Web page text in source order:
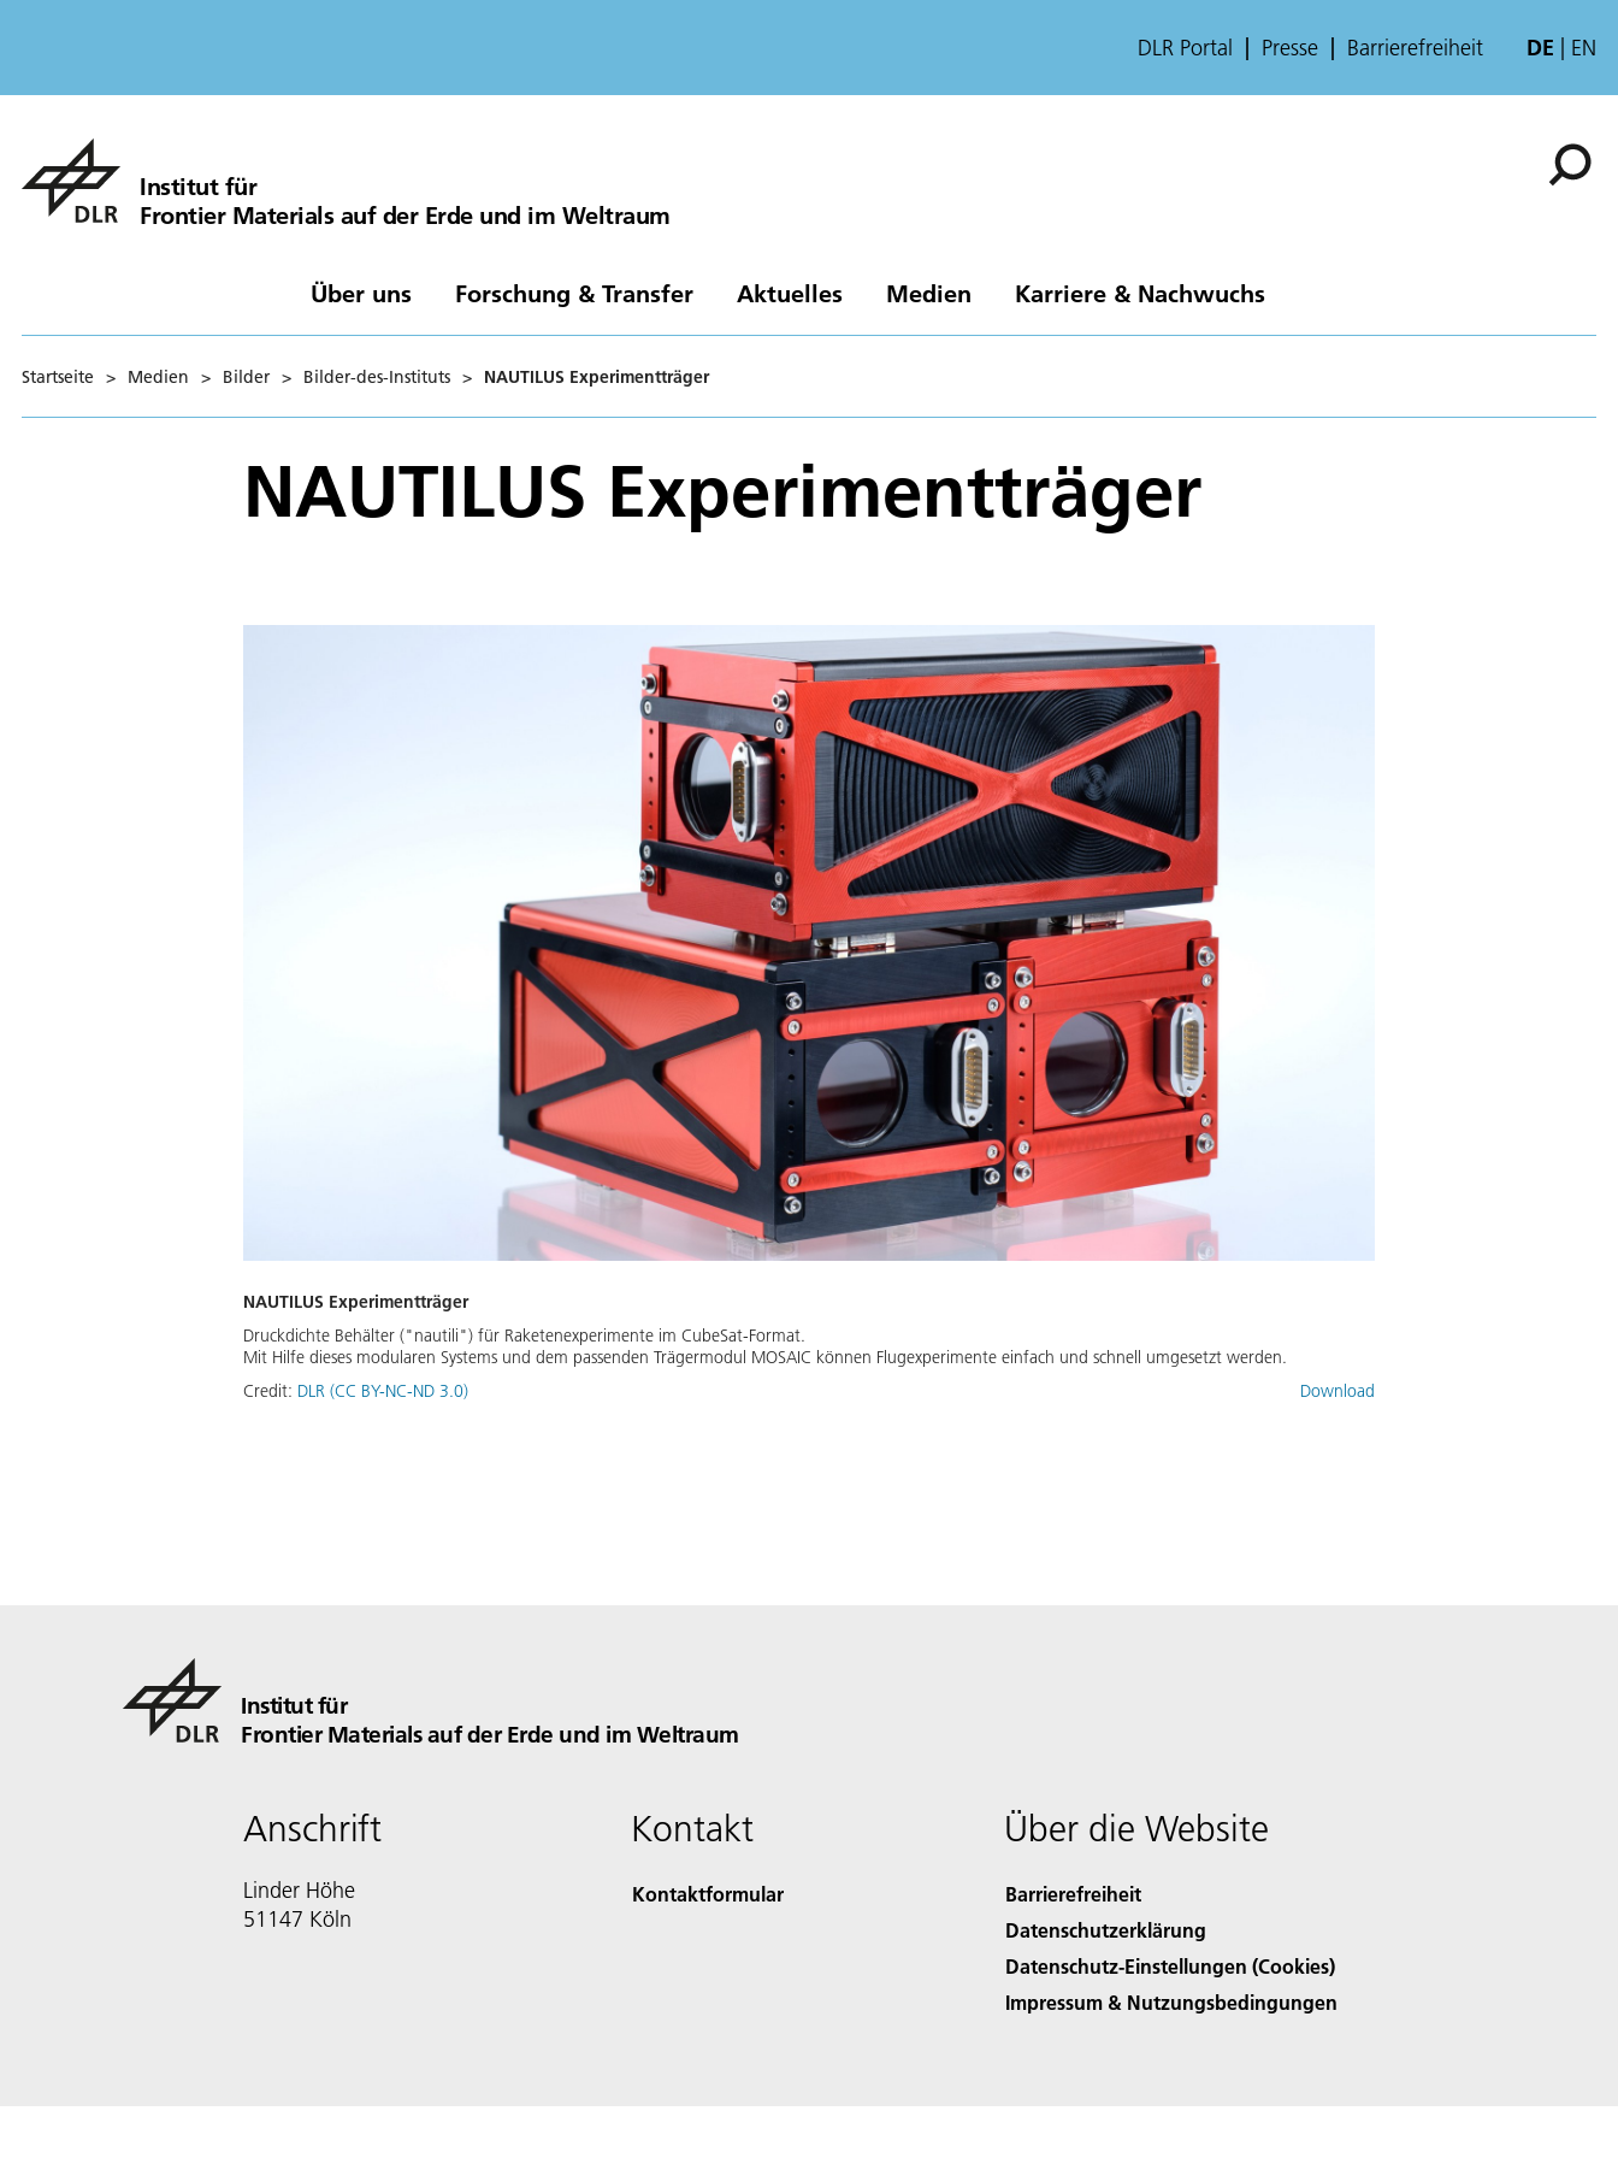
DLR Portal Presse Barrierefreiheit DE EN
Institut für
Frontier Materials auf der Erde und im Weltraum
Über uns Forschung & Transfer Aktuelles Medien Karriere & Nachwuchs
Startseite > Medien > Bilder > Bilder-des-Instituts > NAUTILUS Experimentträger
NAUTILUS Experimentträger
NAUTILUS Experimentträger
Druckdichte Behälter ("nautili") für Raketenexperimente im CubeSat-Format.
Mit Hilfe dieses modularen Systems und dem passenden Trägermodul MOSAIC können Flugexperimente einfach und schnell umgesetzt werden.
Credit: DLR (CC BY-NC-ND 3.0) Download
Institut für
Frontier Materials auf der Erde und im Weltraum
Anschrift
Linder Höhe
51147 Köln
Kontakt
Kontaktformular
Über die Website
Barrierefreiheit
Datenschutzerklärung
Datenschutz-Einstellungen (Cookies)
Impressum & Nutzungsbedingungen